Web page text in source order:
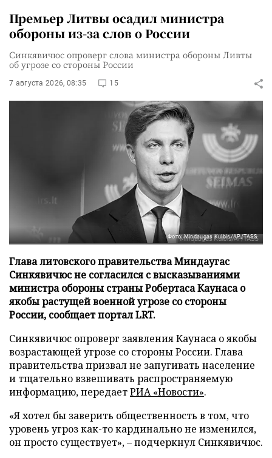
Премьер Литвы осадил министра
обороны из-за слов о России
Синкявичюс опроверг слова министра обороны Ливты
об угрозе со стороны России
7 августа 2026, 08:35 15
Фото: Mindaugas Kulbis/AP/TASS
Глава литовского правительства Миндаугас
Синкявичюс не согласился с высказываниями
министра обороны страны Робертаса Каунаса о
якобы растущей военной угрозе со стороны
России, сообщает портал LRT.
Синкявичюс опроверг заявления Каунаса о якобы
возрастающей угрозе со стороны России. Глава
правительства призвал не запугивать население
и тщательно взвешивать распространяемую
информацию, передаетРИА «Новости».
«Я хотел бы заверить общественность в том, что
уровень угроз как-то кардинально не изменился,
он просто существует», – подчеркнул Синкявичюс.